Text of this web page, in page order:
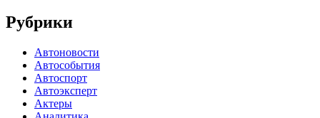
Рубрики
Автоновости
Автособытия
Автоспорт
Автоэксперт
Актеры